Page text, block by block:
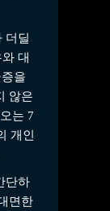
더딜
대
을
않은
는 7
개인
단하
면한